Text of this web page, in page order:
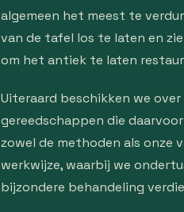
algemeen het meest te
van de tafel los te laten en
om het antiek te laten
Uiteraard beschikken we
gereedschappen die
zowel de methoden als onze
werkwijze, waarbij we
bijzondere behandeling